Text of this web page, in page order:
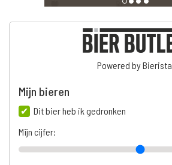
Powered by Bierista
Mijn bieren
Dit bier heb ik gedronken
Mijn cijfer: